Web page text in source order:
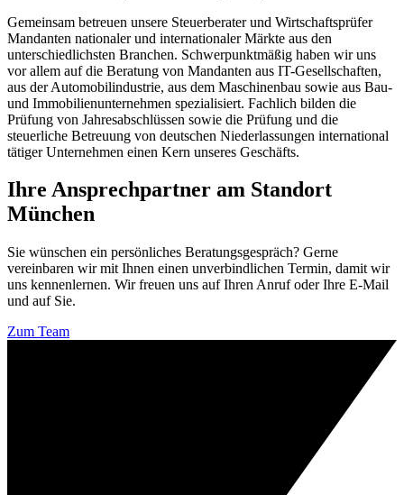
Gemeinsam betreuen unsere Steuerberater und Wirtschaftsprüfer
Mandanten nationaler und internationaler Märkte aus den
unterschiedlichsten Branchen. Schwerpunktmäßig haben wir uns
vor allem auf die Beratung von Mandanten aus IT-Gesellschaften,
aus der Automobilindustrie, aus dem Maschinenbau sowie aus Bau-
und Immobilienunternehmen spezialisiert. Fachlich bilden die
Prüfung von Jahresabschlüssen sowie die Prüfung und die
steuerliche Betreuung von deutschen Niederlassungen international
tätiger Unternehmen einen Kern unseres Geschäfts.
Ihre Ansprechpartner am Standort
München
Sie wünschen ein persönliches Beratungsgespräch? Gerne
vereinbaren wir mit Ihnen einen unverbindlichen Termin, damit wir
uns kennenlernen. Wir freuen uns auf Ihren Anruf oder Ihre E-Mail
und auf Sie.
Zum Team